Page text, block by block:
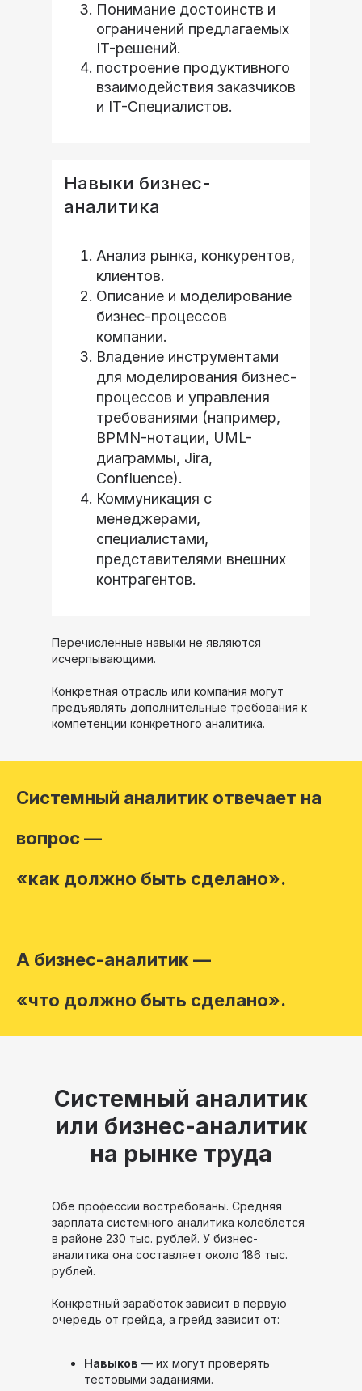
Понимание достоинств и
ограничений предлагаемых
IT-решений.
построение продуктивного
взаимодействия заказчиков
и IT-Специалистов.
Навыки бизнес-
аналитика
Анализ рынка, конкурентов,
клиентов.
Описание и моделирование
бизнес-процессов
компании.
Владение инструментами
для моделирования бизнес-
процессов и управления
требованиями (например,
BPMN-нотации, UML-
диаграммы, Jira,
Confluence).
Коммуникация с
менеджерами,
специалистами,
представителями внешних
контрагентов.
Перечисленные навыки не являются
исчерпывающими.
Конкретная отрасль или компания могут
предъявлять дополнительные требования к
компетенции конкретного аналитика.
Системный аналитик отвечает на
вопрос —
«как должно быть сделано».
А бизнес-аналитик —
«что должно быть сделано».
Системный аналитик
или бизнес-аналитик
на рынке труда
Обе профессии востребованы. Средняя
зарплата системного аналитика колеблется
в районе 230 тыс. рублей. У бизнес-
аналитика она составляет около 186 тыс.
рублей.
Конкретный заработок зависит в первую
очередь от грейда, а грейд зависит от:
Навыков — их могут проверять
тестовыми заданиями.